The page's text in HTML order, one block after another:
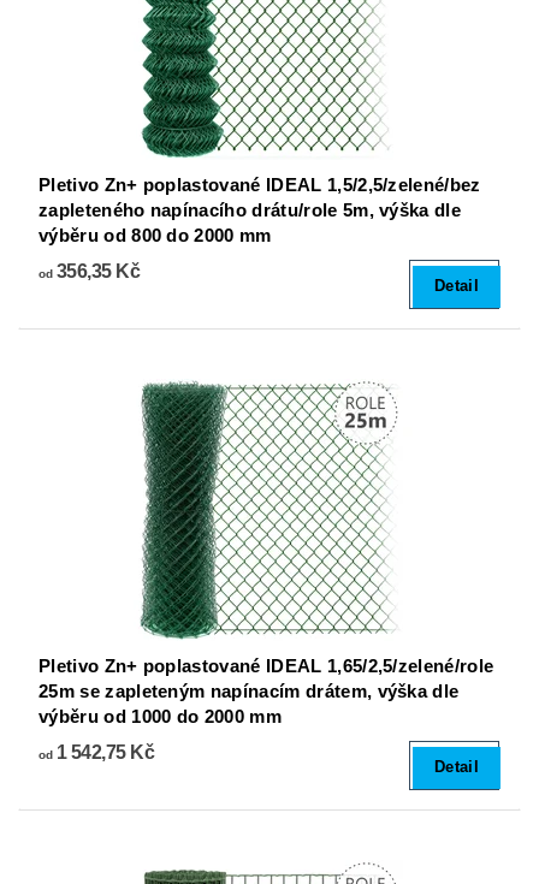
Pletivo Zn+ poplastované IDEAL 1,5/2,5/zelené/bez
zapleteného napínacího drátu/role 5m, výška dle
výběru od 800 do 2000 mm
od356,35 Kč
Detail
Pletivo Zn+ poplastované IDEAL 1,65/2,5/zelené/role
25m se zapleteným napínacím drátem, výška dle
výběru od 1000 do 2000 mm
od1 542,75 Kč
Detail